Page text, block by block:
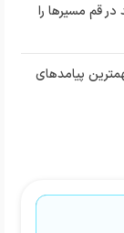
قم مسیرها را
پیامدهای